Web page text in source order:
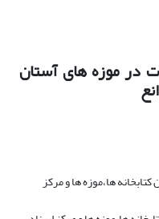
در موزه های آستان
ها،موزه ها و مرکز